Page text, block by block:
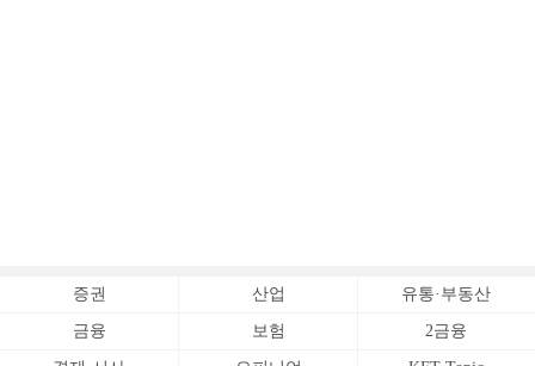
증권 산업 유통·부동산
금융 보험 2금융